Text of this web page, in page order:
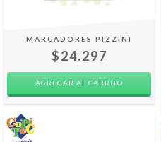
MARCADORES PIZZINI
$24.297